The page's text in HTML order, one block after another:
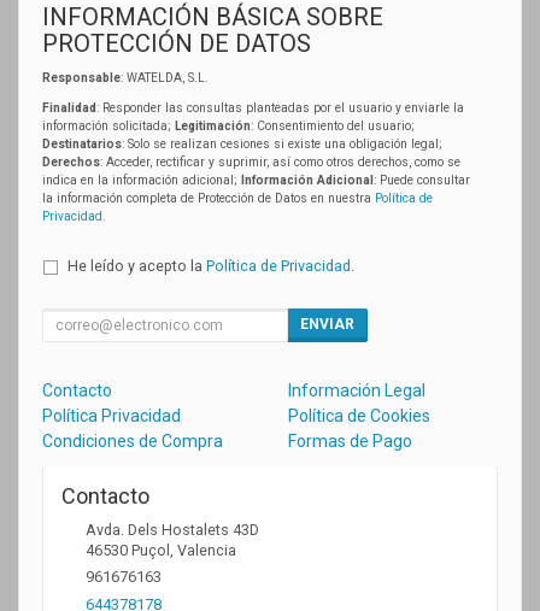
INFORMACIÓN BÁSICA SOBRE
PROTECCIÓN DE DATOS
Responsable: WATELDA, S.L.
Finalidad: Responder las consultas planteadas por el usuario y enviarle la
información solicitada; Legitimación: Consentimiento del usuario;
Destinatarios: Solo se realizan cesiones si existe una obligación legal;
Derechos: Acceder, rectificar y suprimir, así como otros derechos, como se
indica en la información adicional;
Información Adicional : Puede consultar
la información completa de Protección de Datos en nuestra Política de
Privacidad
He leído y acepto la Política de Privacidad
ENVIAR
Contacto
Información Legal
Política Privacidad
Política de Cookies
Condiciones de Compra
Formas de Pago
Contacto
Avda. Dels Hostalets 43D
46530 Puçol Valencia
961676163
644378178